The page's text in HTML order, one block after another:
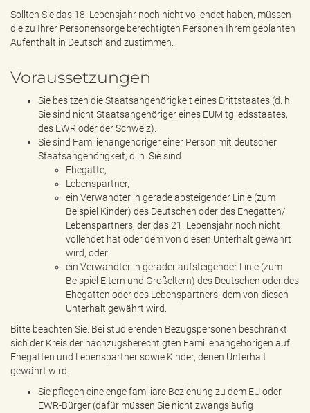
Sollten Sie das 18. Lebensjahr noch nicht vollendet haben, müssen
die zu Ihrer Personensorge berechtigten Personen Ihrem geplanten
Aufenthalt in Deutschland zustimmen.
Voraussetzungen
Sie besitzen die Staatsangehörigkeit eines Drittstaates (d. h.
Sie sind nicht Staatsangehöriger eines EUMitgliedsstaates,
des EWR oder der Schweiz).
Sie sind Familienangehöriger einer Person mit deutscher
Staatsangehörigkeit, d. h. Sie sind
Ehegatte,
Lebenspartner,
ein Verwandter in gerade absteigender Linie (zum
Beispiel Kinder) des Deutschen oder des Ehegatten/
Lebenspartners, der das 21. Lebensjahr noch nicht
vollendet hat oder dem von diesen Unterhalt gewährt
wird, oder
ein Verwandter in gerader aufsteigender Linie (zum
Beispiel Eltern und Großeltern) des Deutschen oder des
Ehegatten oder des Lebenspartners, dem von diesen
Unterhalt gewährt wird.
Bitte beachten Sie: Bei studierenden Bezugspersonen beschränkt
sich der Kreis der nachzugsberechtigten Familienangehörigen auf
Ehegatten und Lebenspartner sowie Kinder, denen Unterhalt
gewährt wird.
Sie pflegen eine enge familiäre Beziehung zu dem EU oder
EWR-Bürger (dafür müssen Sie nicht zwangsläufig